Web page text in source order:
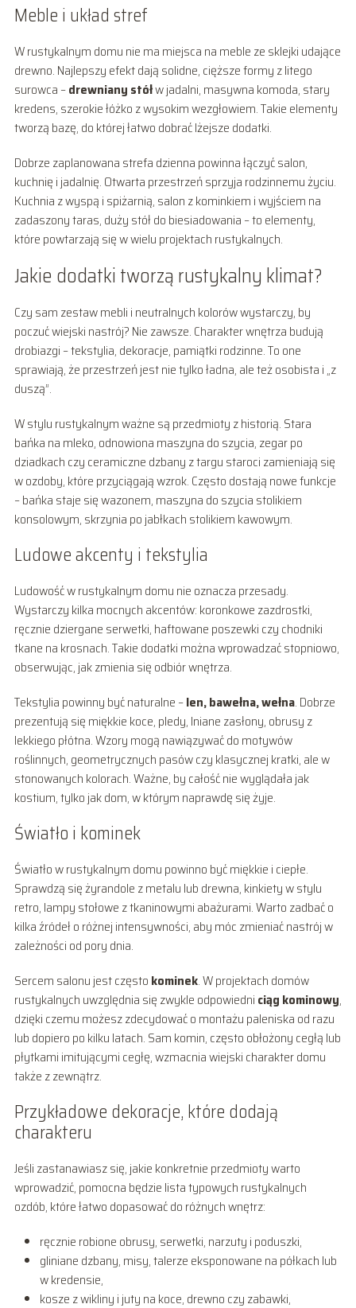
Meble i układ stref
W rustykalnym domu nie ma miejsca na meble ze sklejki udające
drewno. Najlepszy efekt dają solidne, cięższe formy z litego
surowca –drewniany stółw jadalni, masywna komoda, stary
kredens, szerokie łóżko z wysokim wezgłowiem. Takie elementy
tworzą bazę, do której łatwo dobrać lżejsze dodatki.
Dobrze zaplanowana strefa dzienna powinna łączyć salon,
kuchnię i jadalnię. Otwarta przestrzeń sprzyja rodzinnemu życiu.
Kuchnia z wyspą i spiżarnią, salon z kominkiem i wyjściem na
zadaszony taras, duży stół do biesiadowania – to elementy,
które powtarzają się w wielu projektach rustykalnych.
Jakie dodatki tworzą rustykalny klimat?
Czy sam zestaw mebli i neutralnych kolorów wystarczy, by
poczuć wiejski nastrój? Nie zawsze. Charakter wnętrza budują
drobiazgi – tekstylia, dekoracje, pamiątki rodzinne. To one
sprawiają, że przestrzeń jest nie tylko ładna, ale też osobista i „z
duszą”.
W stylu rustykalnym ważne są przedmioty z historią. Stara
bańka na mleko, odnowiona maszyna do szycia, zegar po
dziadkach czy ceramiczne dzbany z targu staroci zamieniają się
w ozdoby, które przyciągają wzrok. Często dostają nowe funkcje
– bańka staje się wazonem, maszyna do szycia stolikiem
konsolowym, skrzynia po jabłkach stolikiem kawowym.
Ludowe akcenty i tekstylia
Ludowość w rustykalnym domu nie oznacza przesady.
Wystarczy kilka mocnych akcentów: koronkowe zazdrostki,
ręcznie dziergane serwetki, haftowane poszewki czy chodniki
tkane na krosnach. Takie dodatki można wprowadzać stopniowo,
obserwując, jak zmienia się odbiór wnętrza.
Tekstylia powinny być naturalne –len, bawełna, wełna. Dobrze
prezentują się miękkie koce, pledy, lniane zasłony, obrusy z
lekkiego płótna. Wzory mogą nawiązywać do motywów
roślinnych, geometrycznych pasów czy klasycznej kratki, ale w
stonowanych kolorach. Ważne, by całość nie wyglądała jak
kostium, tylko jak dom, w którym naprawdę się żyje.
Światło i kominek
Światło w rustykalnym domu powinno być miękkie i ciepłe.
Sprawdzą się żyrandole z metalu lub drewna, kinkiety w stylu
retro, lampy stołowe z tkaninowymi abażurami. Warto zadbać o
kilka źródeł o różnej intensywności, aby móc zmieniać nastrój w
zależności od pory dnia.
Sercem salonu jest często kominek. W projektach domów
rustykalnych uwzględnia się zwykle odpowiedni ciąg kominowy,
dzięki czemu możesz zdecydować o montażu paleniska od razu
lub dopiero po kilku latach. Sam komin, często obłożony cegłą lub
płytkami imitującymi cegłę, wzmacnia wiejski charakter domu
także z zewnątrz.
Przykładowe dekoracje, które dodają
charakteru
Jeśli zastanawiasz się, jakie konkretnie przedmioty warto
wprowadzić, pomocna będzie lista typowych rustykalnych
ozdób, które łatwo dopasować do różnych wnętrz:
ręcznie robione obrusy, serwetki, narzuty i poduszki,
gliniane dzbany, misy, talerze eksponowane na półkach lub
w kredensie,
kosze z wikliny i juty na koce, drewno czy zabawki,